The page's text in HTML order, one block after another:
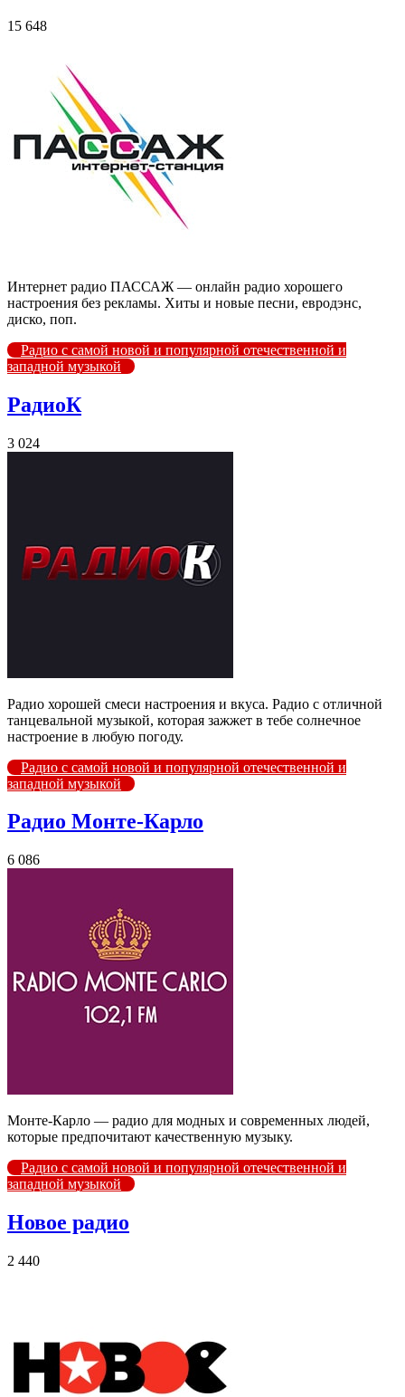
15 648
Интернет радио ПАССАЖ — онлайн радио хорошего
настроения без рекламы. Хиты и новые песни, евродэнс,
диско, поп.
Радио с самой новой и популярной отечественной и
западной музыкой
РадиоК
3 024
Радио хорошей смеси настроения и вкуса. Радио с отличной
танцевальной музыкой, которая зажжет в тебе солнечное
настроение в любую погоду.
Радио с самой новой и популярной отечественной и
западной музыкой
Радио Монте-Карло
6 086
Монте-Карло — радио для модных и современных людей,
которые предпочитают качественную музыку.
Радио с самой новой и популярной отечественной и
западной музыкой
Новое радио
2 440